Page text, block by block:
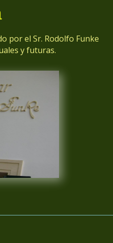
por el Sr. Rodolfo Funke
y futuras.